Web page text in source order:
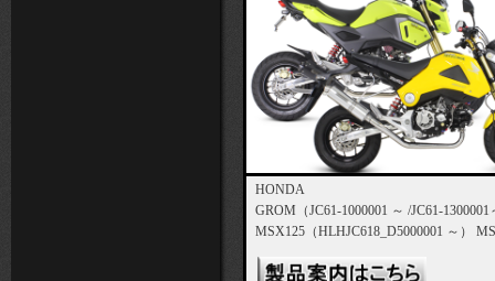
HONDA
GROM（JC61-1000001 ～ /JC61-1300001
MSX125（HLHJC618_D5000001 ～）